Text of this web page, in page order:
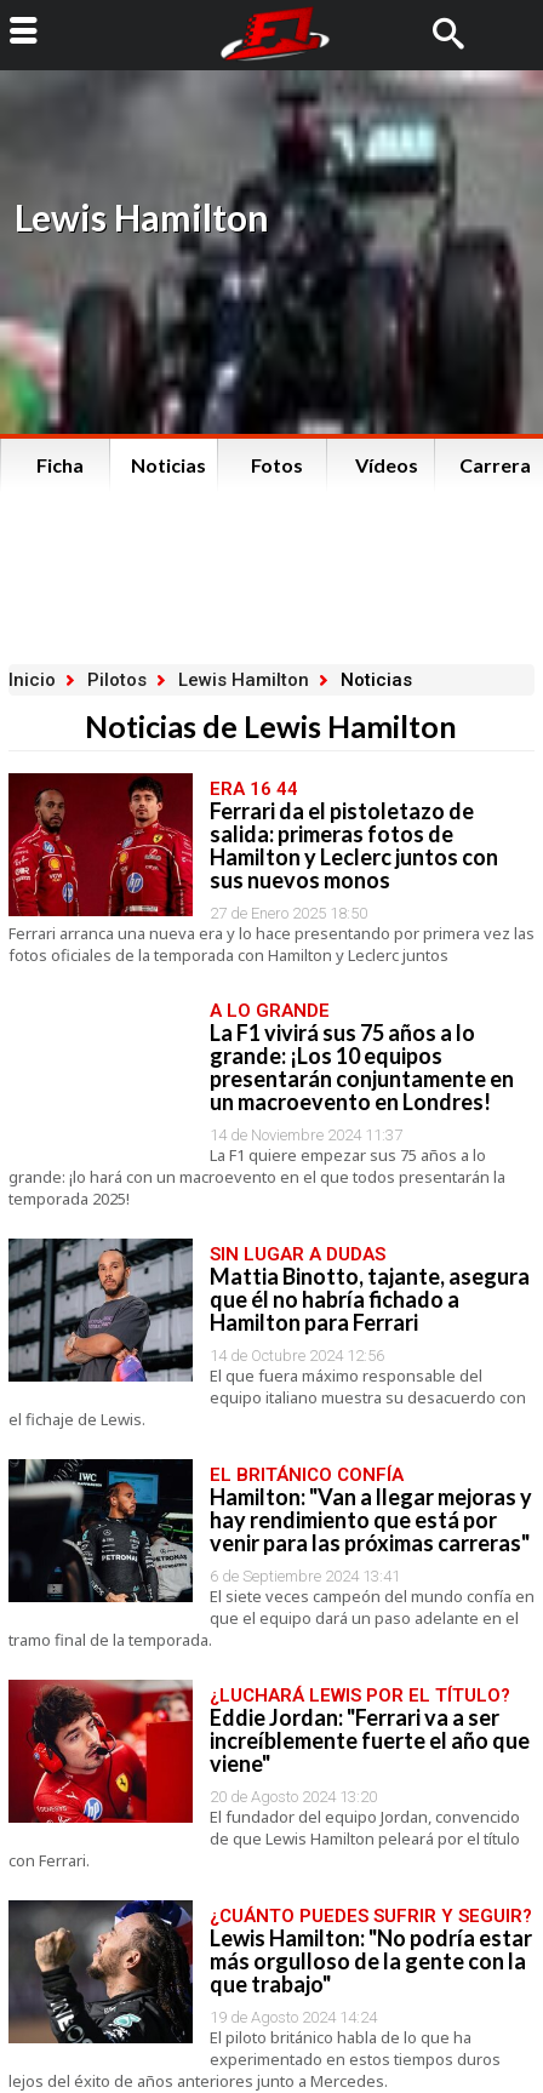
Lewis Hamilton
Ficha Noticias Fotos Vídeos Carrera
Inicio Pilotos Lewis Hamilton Noticias
Noticias de Lewis Hamilton
ERA 16 44
Ferrari da el pistoletazo de
salida: primeras fotos de
Hamilton y Leclerc juntos con
sus nuevos monos
27 de Enero 2025 18:50
Ferrari arranca una nueva era y lo hace presentando por primera vez las
fotos oficiales de la temporada con Hamilton y Leclerc juntos
A LO GRANDE
La F1 vivirá sus 75 años a lo
grande: ¡Los 10 equipos
presentarán conjuntamente en
un macroevento en Londres!
14 de Noviembre 2024 11:37
La F1 quiere empezar sus 75 años a lo
grande: ¡lo hará con un macroevento en el que todos presentarán la
temporada 2025!
SIN LUGAR A DUDAS
Mattia Binotto, tajante, asegura
que él no habría fichado a
Hamilton para Ferrari
14 de Octubre 2024 12:56
El que fuera máximo responsable del
equipo italiano muestra su desacuerdo con
el fichaje de Lewis.
EL BRITÁNICO CONFÍA
Hamilton: "Van a llegar mejoras y
hay rendimiento que está por
venir para las próximas carreras"
6 de Septiembre 2024 13:41
El siete veces campeón del mundo confía en
que el equipo dará un paso adelante en el
tramo final de la temporada.
¿LUCHARÁ LEWIS POR EL TÍTULO?
Eddie Jordan: "Ferrari va a ser
increíblemente fuerte el año que
viene"
20 de Agosto 2024 13:20
El fundador del equipo Jordan, convencido
de que Lewis Hamilton peleará por el título
con Ferrari.
¿CUÁNTO PUEDES SUFRIR Y SEGUIR?
Lewis Hamilton: "No podría estar
más orgulloso de la gente con la
que trabajo"
19 de Agosto 2024 14:24
El piloto británico habla de lo que ha
experimentado en estos tiempos duros
lejos del éxito de años anteriores junto a Mercedes.